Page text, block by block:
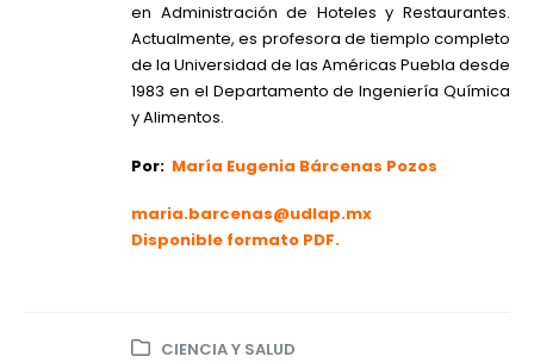
en Administración de Hoteles y Restaurantes.
Actualmente, es profesora de tiemplo completo
de la Universidad de las Américas Puebla desde
1983 en el Departamento de Ingeniería Química
y Alimentos.
Por: María Eugenia Bárcenas Pozos
maria.barcenas@udlap.mx
Disponible formato PDF.
CIENCIA Y SALUD